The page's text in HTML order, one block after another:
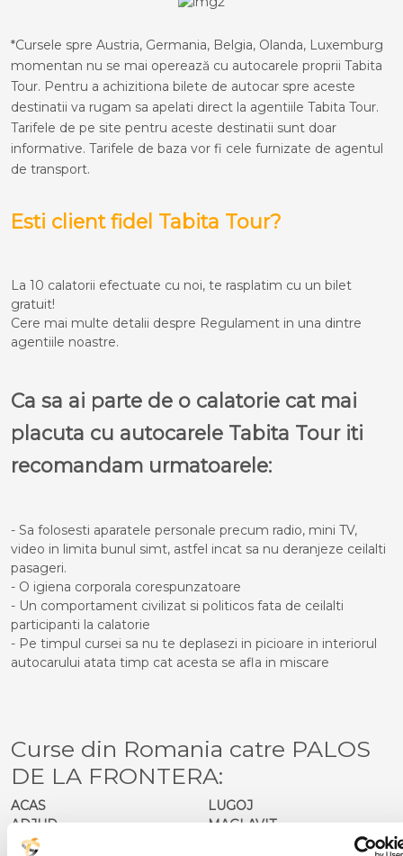
*Cursele spre Austria, Germania, Belgia, Olanda, Luxemburg
momentan nu se mai operează cu autocarele proprii Tabita
Tour. Pentru a achizitiona bilete de autocar spre aceste
destinatii va rugam sa apelati direct la agentiile Tabita Tour.
Tarifele de pe site pentru aceste destinatii sunt doar
informative. Tarifele de baza vor fi cele furnizate de agentul
de transport.
Esti client fidel Tabita Tour?
La 10 calatorii efectuate cu noi, te rasplatim cu un bilet
gratuit!
Cere mai multe detalii despre Regulament in una dintre
agentiile noastre.
Ca sa ai parte de o calatorie cat mai
placuta cu autocarele Tabita Tour iti
recomandam urmatoarele:
- Sa folosesti aparatele personale precum radio, mini TV,
video in limita bunul simt, astfel incat sa nu deranjeze ceilalti
pasageri.
- O igiena corporala corespunzatoare
- Un comportament civilizat si politicos fata de ceilalti
participanti la calatorie
- Pe timpul cursei sa nu te deplasezi in picioare in interiorul
autocarului atata timp cat acesta se afla in miscare
Curse din Romania catre PALOS
DE LA FRONTERA:
ACAS
ADJUD
AIUD
LUGOJ
MAGLAVIT